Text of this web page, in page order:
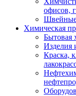
офисов,
Швейные
Химическая
Бытовая
Изделия
Краска,